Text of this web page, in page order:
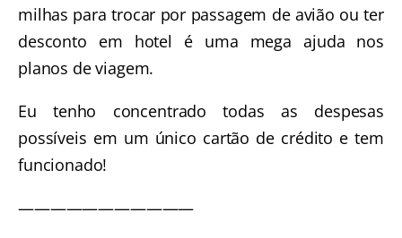
milhas para trocar por passagem de avião ou ter
desconto em hotel é uma mega ajuda nos
planos de viagem.
Eu tenho concentrado todas as despesas
possíveis em um único cartão de crédito e tem
funcionado!
———————————